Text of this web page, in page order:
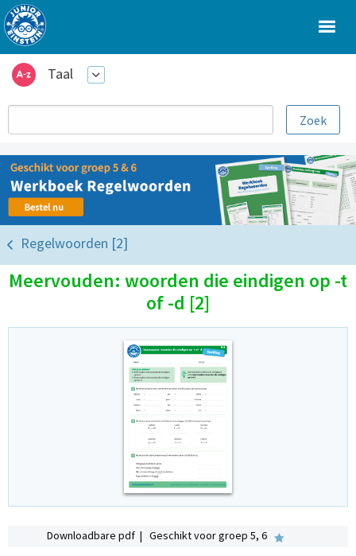
Taal
Regelwoorden [2]
Meervouden: woorden die eindigen op -t
of -d [2]
Downloadbare pdf | Geschikt voor groep 5, 6